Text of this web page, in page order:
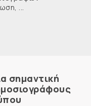
...
σημαντική